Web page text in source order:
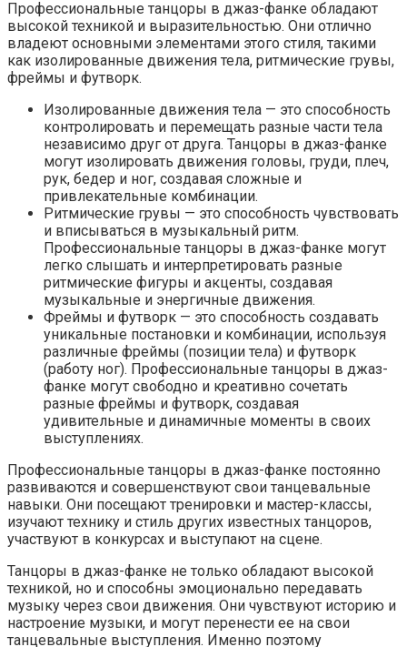
Профессиональные танцоры в джаз-фанке обладают
высокой техникой и выразительностью. Они отлично
владеют основными элементами этого стиля, такими
как изолированные движения тела, ритмические грувы,
фреймы и футворк.
Изолированные движения тела — это способность
контролировать и перемещать разные части тела
независимо друг от друга. Танцоры в джаз-фанке
могут изолировать движения головы, груди, плеч,
рук, бедер и ног, создавая сложные и
привлекательные комбинации.
Ритмические грувы — это способность чувствовать
и вписываться в музыкальный ритм.
Профессиональные танцоры в джаз-фанке могут
легко слышать и интерпретировать разные
ритмические фигуры и акценты, создавая
музыкальные и энергичные движения.
Фреймы и футворк — это способность создавать
уникальные постановки и комбинации, используя
различные фреймы (позиции тела) и футворк
(работу ног). Профессиональные танцоры в джаз-
фанке могут свободно и креативно сочетать
разные фреймы и футворк, создавая
удивительные и динамичные моменты в своих
выступлениях.
Профессиональные танцоры в джаз-фанке постоянно
развиваются и совершенствуют свои танцевальные
навыки. Они посещают тренировки и мастер-классы,
изучают технику и стиль других известных танцоров,
участвуют в конкурсах и выступают на сцене.
Танцоры в джаз-фанке не только обладают высокой
техникой, но и способны эмоционально передавать
музыку через свои движения. Они чувствуют историю и
настроение музыки, и могут перенести ее на свои
танцевальные выступления. Именно поэтому